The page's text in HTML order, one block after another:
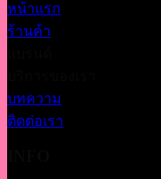
หน้าแรก
ร้านค้า
บทความ
ติดต่อเรา